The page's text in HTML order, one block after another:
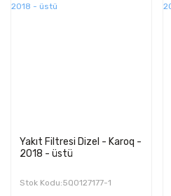
Yakıt Filtresi Dizel - Karoq -
2018 - üstü
Stok Kodu:5Q0127177-1